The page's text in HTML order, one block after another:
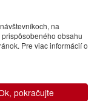
na
obsahu
Pre viac informácií o
pokračujte